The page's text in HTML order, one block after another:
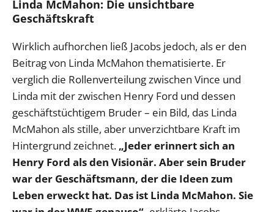
Linda McMahon: Die unsichtbare
Geschäftskraft
Wirklich aufhorchen ließ Jacobs jedoch, als er den
Beitrag von Linda McMahon thematisierte. Er
verglich die Rollenverteilung zwischen Vince und
Linda mit der zwischen Henry Ford und dessen
geschäftstüchtigem Bruder – ein Bild, das Linda
McMahon als stille, aber unverzichtbare Kraft im
Hintergrund zeichnet. „Jeder erinnert sich an
Henry Ford als den Visionär. Aber sein Bruder
war der Geschäftsmann, der die Ideen zum
Leben erweckt hat. Das ist Linda McMahon. Sie